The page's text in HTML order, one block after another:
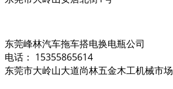
东莞峰林汽车拖车搭电换电瓶公司
电话： 15355865614
东莞市大岭山大道尚林五金木工机械市场